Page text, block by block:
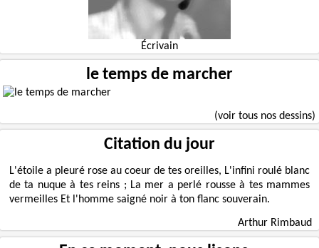
Écrivain
le temps de marcher
(voir tous nos dessins)
Citation du jour
L'étoile a pleuré rose au coeur de tes oreilles, L'infini roulé blanc
de ta nuque à tes reins ; La mer a perlé rousse à tes mammes
vermeilles Et l'homme saigné noir à ton flanc souverain.
Arthur Rimbaud